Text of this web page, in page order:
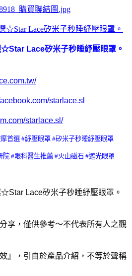
starlace.sl
starlace.sl/
首選#紓壓眼罩 #矽米子秒睡紓壓眼罩
院#眼科醫生推薦 #火山磁石 #遮光眼罩
享，僅供參考～不代表所有人之觀
』，引自於產品介紹，不等於聲稱